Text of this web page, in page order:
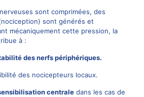
sont comprimées, des
sont générés et
mécaniquement cette pression, la
à :
des nerfs périphériques.
des nocicepteurs locaux.
centraledans les cas de